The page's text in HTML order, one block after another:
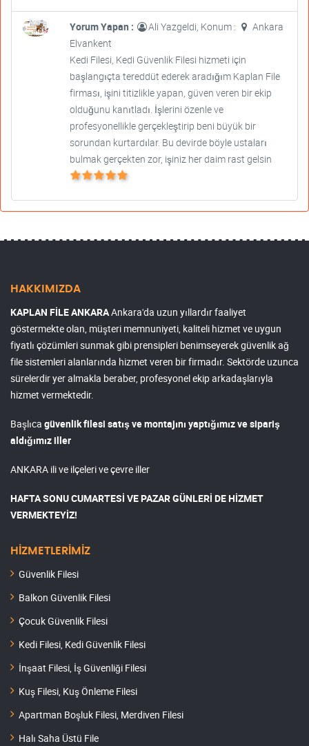
Yorum Yapan : Ali Yazgeldi, Konum :
Ankara
Elvankent
Kedi Filesi, Kedi Güvenlik Filesi hizmeti için
başlangıçta tereddüt ederek aradığım Kaplan File
firması, işini titizlikle yapan, güven veren bir ekip
olduğunu kanıtladı. İşlerini özenle ve
profesyonellikle gerçekleştirip beni büyük bir
sorundan kurtardılar. Bu devirde böyle ustaları
bulmak gerçekten zor, işiniz her daim rast gelsin
HAKKIMIZDA
KAPLAN FİLE ANKARAAnkara'da uzun yıllardır faaliyet
göstermekte olan, müşteri memnuniyeti, kaliteli hizmet ve uygun
fiyatlı çözümleri sunmak gibi prensipleri benimseyerek güvenlik ağ
file sistemleri alanlarında hizmet veren bir firmadır. Sektörde uzunca
sürelerdir yer almakla beraber, profesyonel ekip arkadaşlarıyla
hizmet vermektedir.
Başlıca güvenlik filesi satış ve montajını yaptığımız ve sipariş
aldığımız iller
ANKARA ili ve ilçeleri ve çevre iller
HAFTA SONU CUMARTESİ VE PAZAR GÜNLERİ DE HİZMET
VERMEKTEYİZ!
HİZMETLERİMİZ
Güvenlik Filesi
Balkon Güvenlik Filesi
Çocuk Güvenlik Filesi
Kedi Filesi, Kedi Güvenlik Filesi
İnşaat Filesi, İş Güvenliği Filesi
Kuş Filesi, Kuş Önleme Filesi
Apartman Boşluk Filesi, Merdiven Filesi
Halı Saha Üstü File